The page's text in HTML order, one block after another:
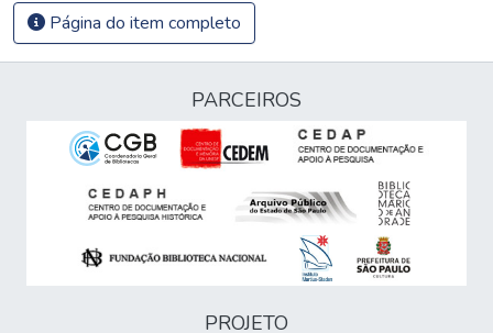
Página do item completo
PARCEIROS
PROJETO